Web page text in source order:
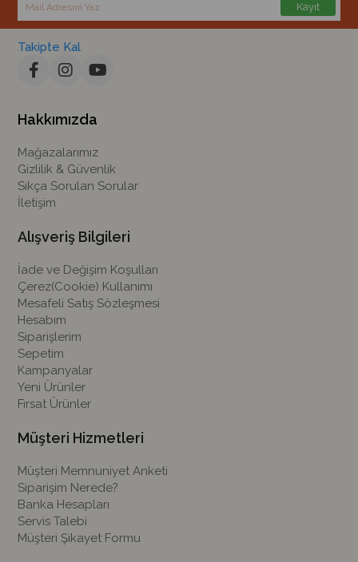
Kayıt
Takipte Kal
Hakkımızda
Mağazalarımız
Gizlilik & Güvenlik
Sıkça Sorulan Sorular
İletişim
Alışveriş Bilgileri
İade ve Değişim Koşulları
Çerez(Cookie) Kullanımı
Mesafeli Satış Sözleşmesi
Hesabım
Siparişlerim
Sepetim
Kampanyalar
Yeni Ürünler
Fırsat Ürünler
Müşteri Hizmetleri
Müşteri Memnuniyet Anketi
Siparişim Nerede?
Banka Hesapları
Servis Talebi
Müşteri Şikayet Formu